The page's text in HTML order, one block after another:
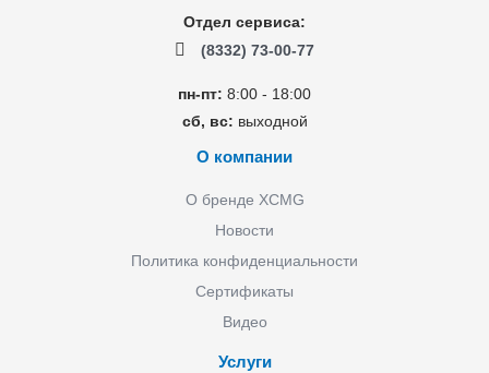
Отдел сервиса:
(8332) 73-00-77
пн-пт: 8:00 - 18:00
сб, вс: выходной
О компании
О бренде XCMG
Новости
Политика конфиденциальности
Сертификаты
Видео
Услуги